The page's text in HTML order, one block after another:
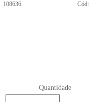
Cód:
108636
Quantidade